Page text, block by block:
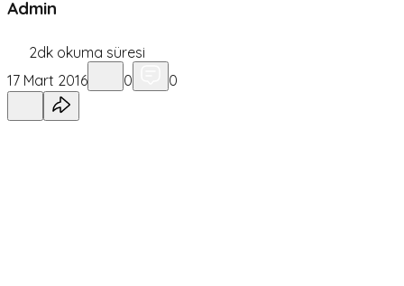
Admin
2dk okuma süresi
17 Mart 2016
0 0